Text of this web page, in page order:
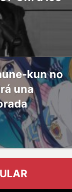
kun no
una